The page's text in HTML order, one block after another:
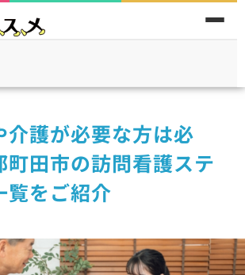
介護が必要な方は必
町田市の訪問看護ステ
覧をご紹介